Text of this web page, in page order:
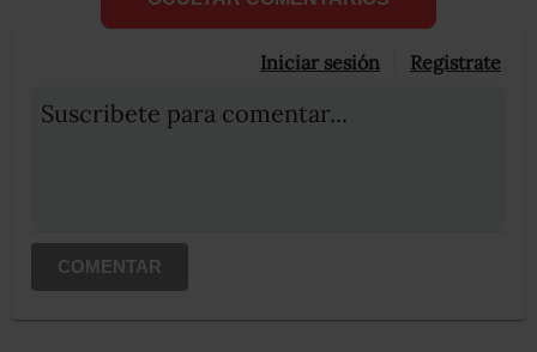
Iniciar sesión Registrate
Suscribete para comentar...
COMENTAR